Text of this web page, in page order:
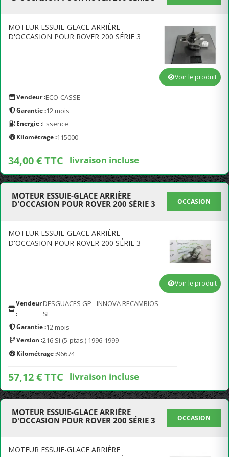
MOTEUR ESSUIE-GLACE ARRIÈRE
D'OCCASION POUR ROVER 200 SÉRIE 3
Vendeur :ECO-CASSE
Garantie :12 mois
Energie :Essence
Kilométrage :115000
34,00 € TTC livraison incluse
Voir le produit
MOTEUR ESSUIE-GLACE ARRIÈRE
D'OCCASION POUR ROVER 200 SÉRIE 3
OCCASION
MOTEUR ESSUIE-GLACE ARRIÈRE
D'OCCASION POUR ROVER 200 SÉRIE 3
Vendeur
:
DESGUACES GP - INNOVA RECAMBIOS
SL
Garantie :12 mois
Version :216 Si (5-ptas.) 1996-1999
Kilométrage :96674
57,12 € TTC livraison incluse
Voir le produit
MOTEUR ESSUIE-GLACE ARRIÈRE
D'OCCASION POUR ROVER 200 SÉRIE 3
OCCASION
MOTEUR ESSUIE-GLACE ARRIÈRE